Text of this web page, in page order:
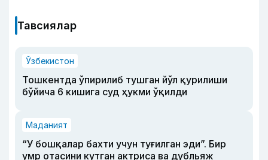
Тавсиялар
Ўзбекистон
Тошкентда ўпирилиб тушган йўл қурилиши
бўйича 6 кишига суд ҳукми ўқилди
Маданият
“У бошқалар бахти учун туғилган эди”. Бир
умр отасини кутган актриса ва дубльяж